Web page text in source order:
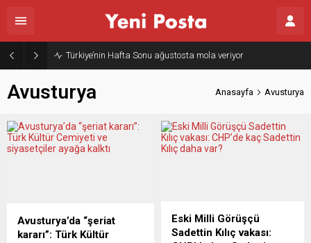
Türkiye’nin Hafta Sonu ağustosta mola veriyor
Avusturya Anasayfa Avusturya
Avusturya’da “şeriat
kararı”: Türk Kültür
Eski Milli Görüşçü
Sadettin Kılıç vakası: